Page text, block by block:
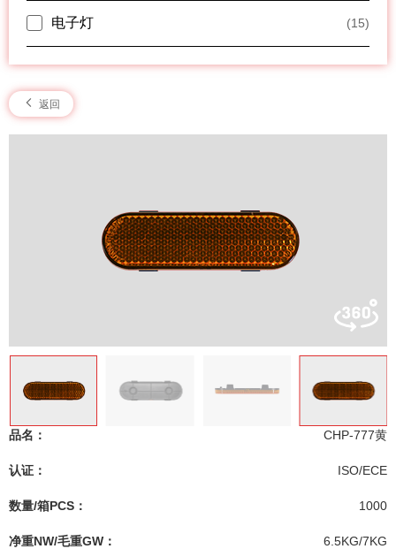
电子灯 (15)
返回
品名： CHP-777黄
认证： ISO/ECE
数量/箱PCS： 1000
净重NW/毛重GW： 6.5KG/7KG